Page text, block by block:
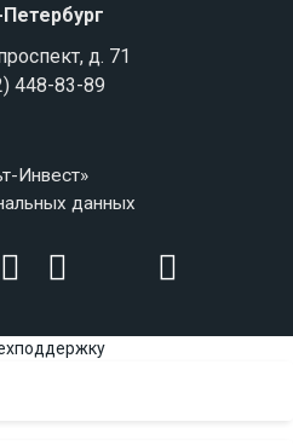
д. 71
448-83-89
Инвест»
данных